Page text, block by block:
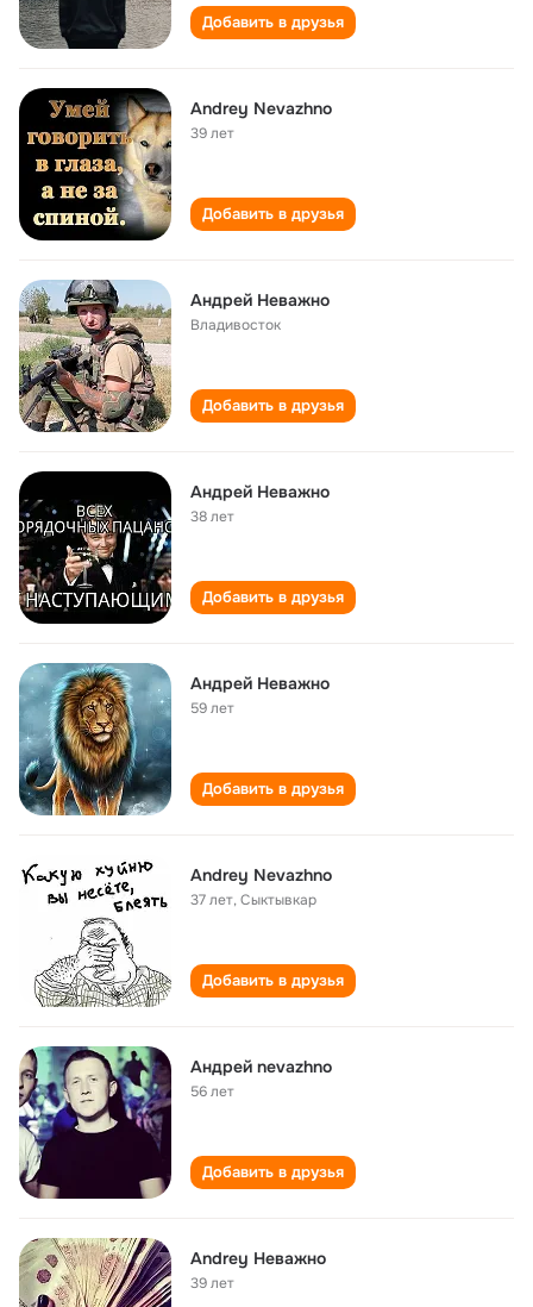
Добавить в друзья
Andrey Nevazhno
39 лет
Добавить в друзья
Андрей Неважно
Владивосток
Добавить в друзья
Андрей Неважно
38 лет
Добавить в друзья
Андрей Неважно
59 лет
Добавить в друзья
Andrey Nevazhno
37 лет,Сыктывкар
Добавить в друзья
Андрей nevazhno
56 лет
Добавить в друзья
Andrey Неважно
39 лет